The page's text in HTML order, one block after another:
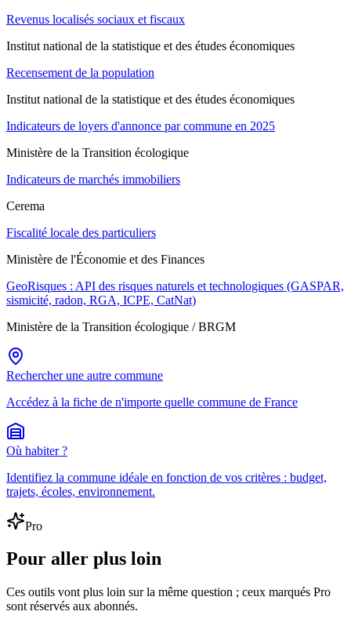
Revenus localisés sociaux et fiscaux
Institut national de la statistique et des études économiques
Recensement de la population
Institut national de la statistique et des études économiques
Indicateurs de loyers d'annonce par commune en 2025
Ministère de la Transition écologique
Indicateurs de marchés immobiliers
Cerema
Fiscalité locale des particuliers
Ministère de l'Économie et des Finances
GeoRisques : API des risques naturels et technologiques (GASPAR,
sismicité, radon, RGA, ICPE, CatNat)
Ministère de la Transition écologique / BRGM
Rechercher une autre commune
Accédez à la fiche de n'importe quelle commune de France
Où habiter ?
Identifiez la commune idéale en fonction de vos critères : budget,
trajets, écoles, environnement.
Pro
Pour aller plus loin
Ces outils vont plus loin sur la même question ; ceux marqués Pro
sont réservés aux abonnés.